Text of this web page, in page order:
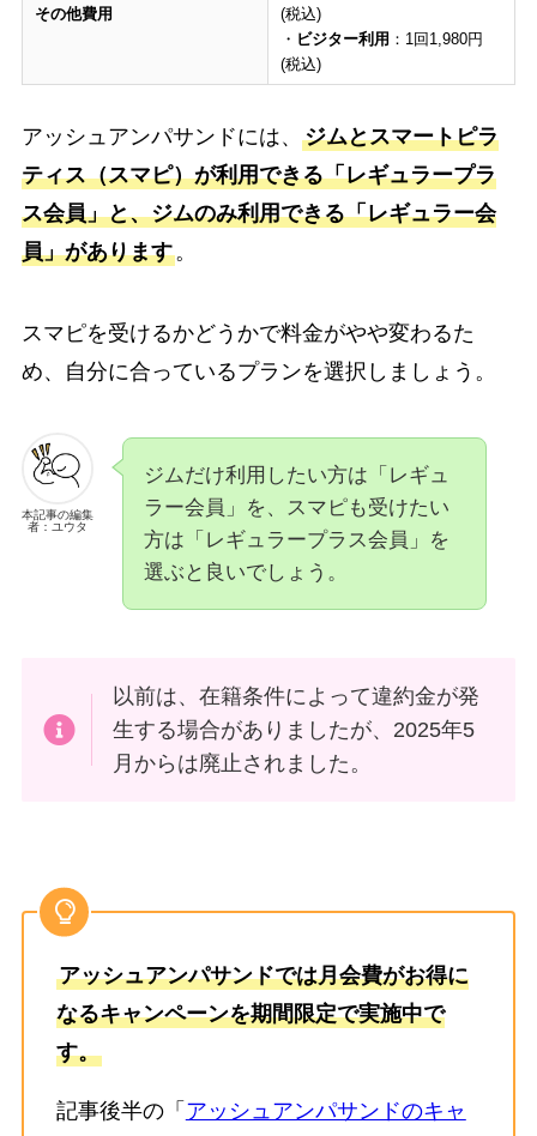
その他費用
(税込)
・ ビジター利用 ：1回1,980円
(税込)
アッシュアンパサンドには、 ジムとスマートピラ
ティス（スマピ）が利用できる「レギュラープラ
ス会員」と、ジムのみ利用できる「レギュラー会
員」があります。
スマピを受けるかどうかで料金がやや変わるた
め、自分に合っているプランを選択しましょう。
本記事の編集
者：ユウタ
ジムだけ利用したい方は「レギュ
ラー会員」を、スマピも受けたい
方は「レギュラープラス会員」を
選ぶと良いでしょう。
以前は、在籍条件によって違約金が発
生する場合がありましたが、2025年5
月からは廃止されました。
アッシュアンパサンドでは月会費がお得に
なるキャンペーンを期間限定で実施中で
す。
記事後半の「 アッシュアンパサンドのキャ